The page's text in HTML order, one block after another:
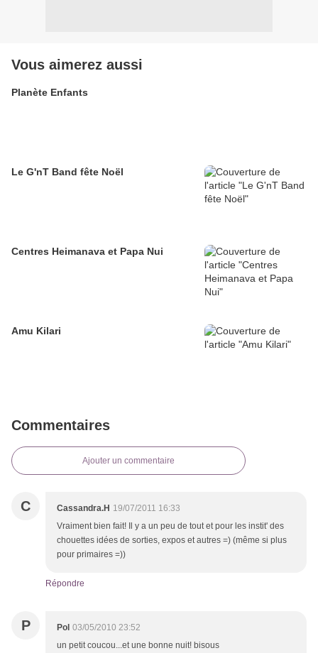
Vous aimerez aussi
Planète Enfants
Le G'nT Band fête Noël
Centres Heimanava et Papa Nui
Amu Kilari
Commentaires
Ajouter un commentaire
C Cassandra.H 19/07/2011 16:33
Vraiment bien fait! Il y a un peu de tout et pour les instit' des
chouettes idées de sorties, expos et autres =) (même si plus
pour primaires =))
Répondre
P Pol 03/05/2010 23:52
un petit coucou...et une bonne nuit! bisous